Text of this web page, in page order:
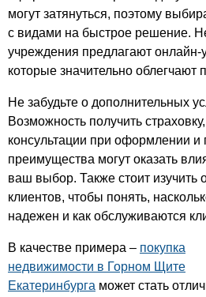
могут затянуться, поэтому
с видами на быстрое решение.
учреждения предлагают онлайн-
которые значительно облегчают
Не забудьте о дополнительных
Возможность получить страховку,
консультации при оформлении и
преимущества могут оказать
ваш выбор. Также стоит изучить
клиентов, чтобы понять,
надежен и как обслуживаются
В качестве примера – покупка
недвижимости в Горном Щите
Екатеринбурга может стать